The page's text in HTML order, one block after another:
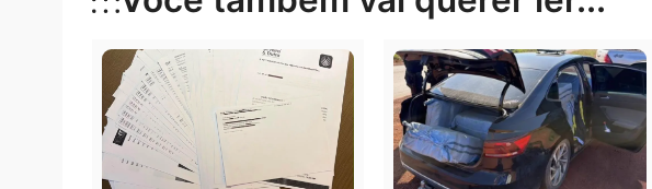
Você também vai querer ler...